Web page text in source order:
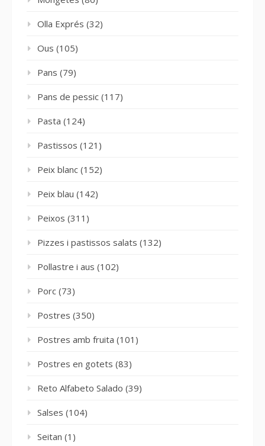
Olla Exprés (32)
Ous (105)
Pans (79)
Pans de pessic (117)
Pasta (124)
Pastissos (121)
Peix blanc (152)
Peix blau (142)
Peixos (311)
Pizzes i pastissos salats (132)
Pollastre i aus (102)
Porc (73)
Postres (350)
Postres amb fruita (101)
Postres en gotets (83)
Reto Alfabeto Salado (39)
Salses (104)
Seitan (1)